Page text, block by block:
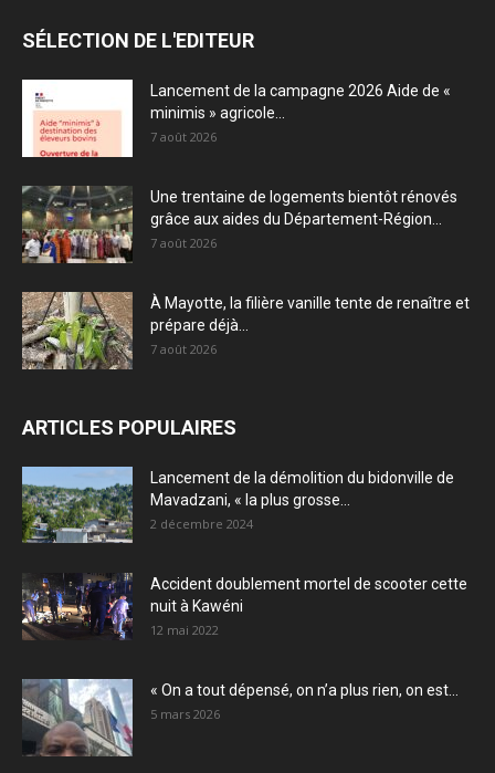
SÉLECTION DE L'EDITEUR
Lancement de la campagne 2026 Aide de «
minimis » agricole...
7 août 2026
Une trentaine de logements bientôt rénovés
grâce aux aides du Département-Région...
7 août 2026
À Mayotte, la filière vanille tente de renaître et
prépare déjà...
7 août 2026
ARTICLES POPULAIRES
Lancement de la démolition du bidonville de
Mavadzani, « la plus grosse...
2 décembre 2024
Accident doublement mortel de scooter cette
nuit à Kawéni
12 mai 2022
« On a tout dépensé, on n’a plus rien, on est...
5 mars 2026